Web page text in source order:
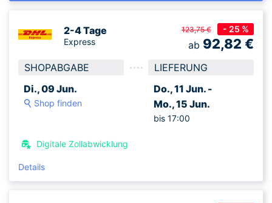
2-4 Tage
Express
SHOPABGABE
Di., 09 Jun.
Shop finden
LIEFERUNG
Do., 11 Jun. -
Mo., 15 Jun.
bis 17:00
Digitale Zollabwicklung
Details
123,75 € - 25 %
ab 92,82 €